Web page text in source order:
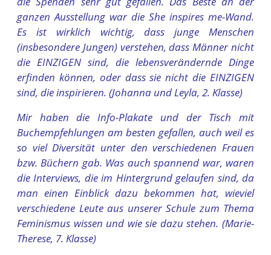
ganzen Ausstellung war die She inspires me-Wand.
Es ist wirklich wichtig, dass junge Menschen
(insbesondere Jungen) verstehen, dass Männer nicht
die EINZIGEN sind, die lebensverändernde Dinge
erfinden können, oder dass sie nicht die EINZIGEN
sind, die inspirieren. (Johanna und Leyla, 2. Klasse)
Mir haben die Info-Plakate und der Tisch mit
Buchempfehlungen am besten gefallen, auch weil es
so viel Diversität unter den verschiedenen Frauen
bzw. Büchern gab. Was auch spannend war, waren
die Interviews, die im Hintergrund gelaufen sind, da
man einen Einblick dazu bekommen hat, wieviel
verschiedene Leute aus unserer Schule zum Thema
Feminismus wissen und wie sie dazu stehen. (Marie-
Therese, 7. Klasse)